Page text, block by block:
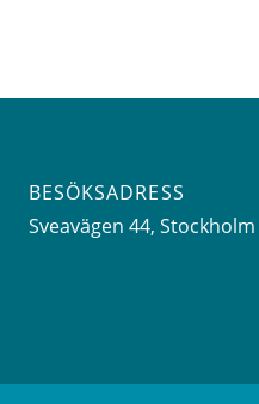
BESÖKSADRESS
Sveavägen 44, Stockholm